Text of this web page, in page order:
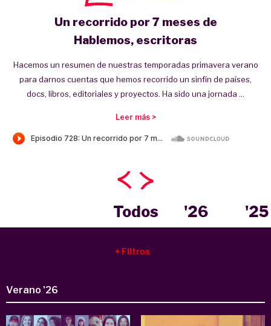
Un recorrido por 7 meses de
Hablemos, escritoras
Hacemos un resumen de nuestras temporadas primavera verano
para darnos cuentas que hemos recorrido un sinfín de países,
docs, libros, editoriales y proyectos. Ha sido una jornada ...
Leer más >
Todos '26 '25
Filtros
Verano '26